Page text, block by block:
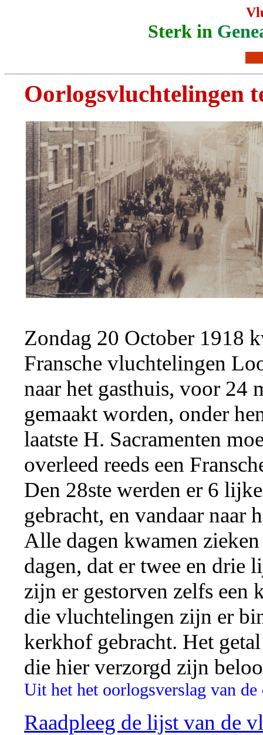
Sterk in
Oorlogsvluchtelingen
Zondag 20 October 1918
Fransche vluchtelingen
naar het gasthuis, voor 24
gemaakt worden, onder
laatste H. Sacramenten
overleed reeds een
Den 28ste werden er 6
gebracht, en vandaar naar
Alle dagen kwamen
dagen, dat er twee en drie
zijn er gestorven zelfs een
die vluchtelingen zijn er
kerkhof gebracht. Het
die hier verzorgd zijn
Uit het het oorlogsverslag van
Raadpleeg de lijst van de